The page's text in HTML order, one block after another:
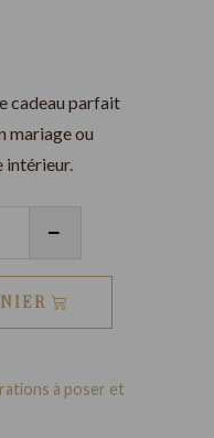
cadeau parfait
mariage ou
intérieur.
à poser et